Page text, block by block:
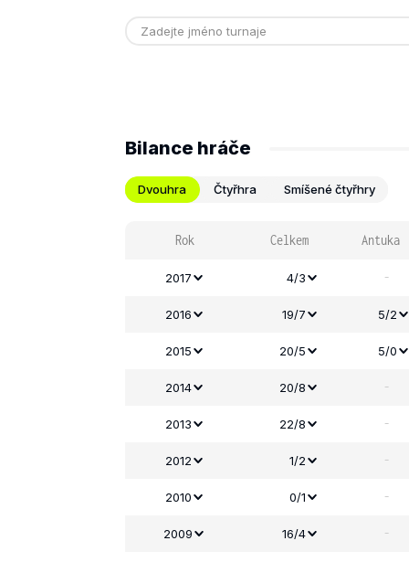
Bilance hráče
Dvouhra Čtyřhra Smíšené čtyřhry
Rok Celkem Antuka
2017 4/3 -
2016 19/7 5/2
2015 20/5 5/0
2014 20/8 -
2013 22/8 -
2012 1/2 -
2010 0/1 -
2009 16/4 -